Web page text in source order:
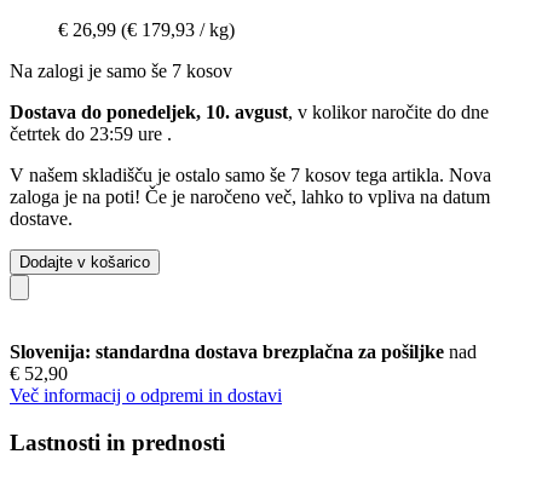
€ 26,99 (€ 179,93 / kg)
Na zalogi je samo še 7 kosov
Dostava do ponedeljek, 10. avgust, v kolikor naročite do dne
četrtek do 23:59 ure .
V našem skladišču je ostalo samo še 7 kosov tega artikla. Nova
zaloga je na poti! Če je naročeno več, lahko to vpliva na datum
dostave.
Dodajte v košarico
Slovenija: standardna dostava brezplačna za pošiljke nad
€ 52,90
Več informacij o odpremi in dostavi
Lastnosti in prednosti